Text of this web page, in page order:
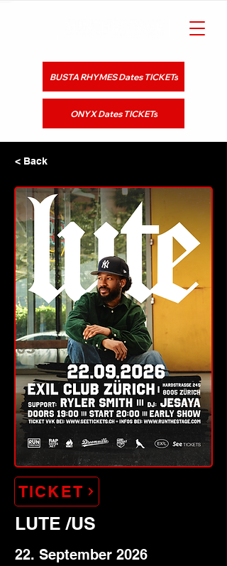
BUSTA RHYMES Dates TICKETs
ONYX Dates TICKETs
< Back
TICKET
LUTE /US
22. September 2026